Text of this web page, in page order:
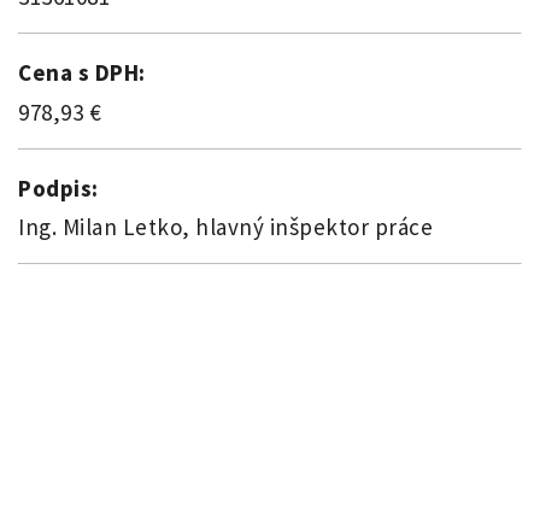
Cena s DPH:
978,93 €
Podpis:
Ing. Milan Letko, hlavný inšpektor práce